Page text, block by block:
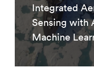
Integrated
Sensing with
Machine